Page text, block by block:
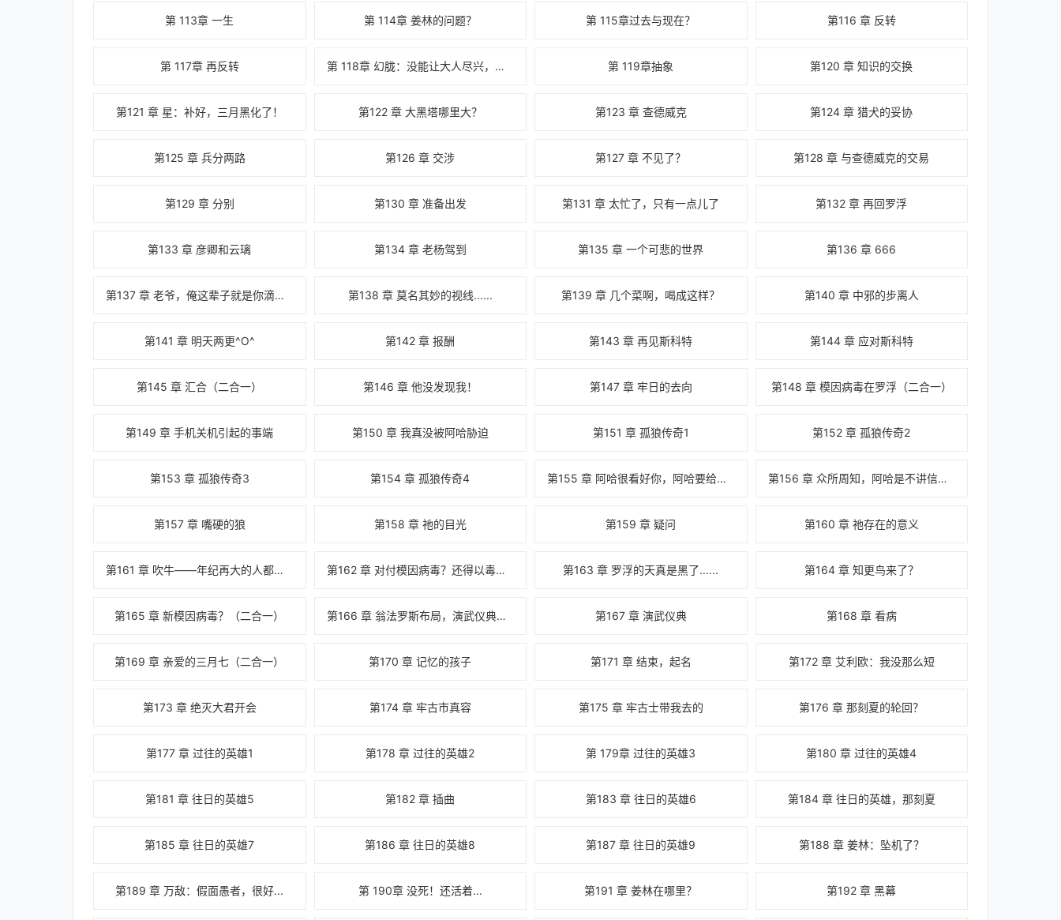
第 113章 一生 第 114章 姜林的问题？ 第 115章过去与现在？ 第116 章 反转
第 117章 再反转 第 118章 幻胧：没能让大人尽兴，真是小女子的不是呢... 第 119章抽象 第120 章 知识的交换
第121 章 星：补好，三月黑化了！ 第122 章 大黑塔哪里大？ 第123 章 查德威克 第124 章 猎犬的妥协
第125 章 兵分两路 第126 章 交涉 第127 章 不见了？ 第128 章 与查德威克的交易
第129 章 分别 第130 章 准备出发 第131 章 太忙了，只有一点儿了 第132 章 再回罗浮
第133 章 彦卿和云璃 第134 章 老杨驾到 第135 章 一个可悲的世界 第136 章 666
第137 章 老爷，俺这辈子就是你滴人啦 第138 章 莫名其妙的视线...... 第139 章 几个菜啊，喝成这样？ 第140 章 中邪的步离人
第141 章 明天两更^O^ 第142 章 报酬 第143 章 再见斯科特 第144 章 应对斯科特
第145 章 汇合（二合一） 第146 章 他没发现我！ 第147 章 牢日的去向 第148 章 模因病毒在罗浮（二合一）
第149 章 手机关机引起的事端 第150 章 我真没被阿哈胁迫 第151 章 孤狼传奇1 第152 章 孤狼传奇2
第153 章 孤狼传奇3 第154 章 孤狼传奇4 第155 章 阿哈很看好你，阿哈要给你赐福 第156 章 众所周知，阿哈是不讲信用的
第157 章 嘴硬的狼 第158 章 祂的目光 第159 章 疑问 第160 章 祂存在的意义
第161 章 吹牛——年纪再大的人都会的一项技能 第162 章 对付模因病毒？还得以毒攻毒！ 第163 章 罗浮的天真是黑了...... 第164 章 知更鸟来了？
第165 章 新模因病毒？（二合一） 第166 章 翁法罗斯布局，演武仪典开始。（二合一） 第167 章 演武仪典 第168 章 看病
第169 章 亲爱的三月七（二合一） 第170 章 记忆的孩子 第171 章 结束，起名 第172 章 艾利欧：我没那么短
第173 章 绝灭大君开会 第174 章 牢古市真容 第175 章 牢古士带我去的 第176 章 那刻夏的轮回？
第177 章 过往的英雄1 第178 章 过往的英雄2 第 179章 过往的英雄3 第180 章 过往的英雄4
第181 章 往日的英雄5 第182 章 插曲 第183 章 往日的英雄6 第184 章 往日的英雄，那刻夏
第185 章 往日的英雄7 第186 章 往日的英雄8 第187 章 往日的英雄9 第188 章 姜林：坠机了？
第189 章 万敌：假面愚者，很好... 第 190章 没死！还活着... 第191 章 姜林在哪里？ 第192 章 黑幕